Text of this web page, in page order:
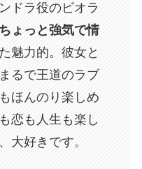
ドラ役のビオラ
ちょっと強気で情
魅力的。彼女と
るで王道のラブ
ほんのり楽しめ
恋も人生も楽し
大好きです。